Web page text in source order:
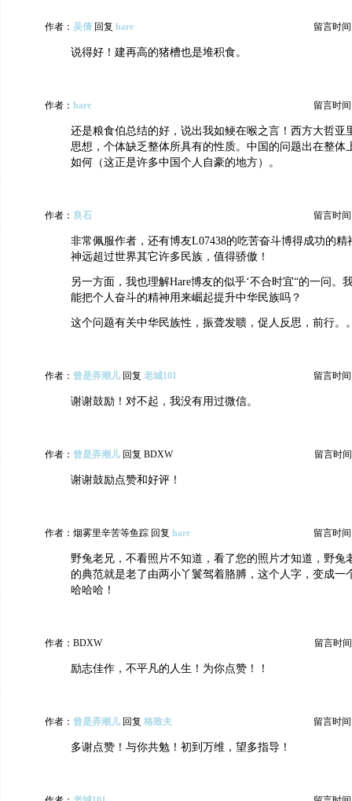
作者： 吴倩 回复 hare 留言时间
说得好！建再高的猪槽也是堆积食。
作者： hare 留言时间
还是粮食伯总结的好，说出我如鲠在喉之言！西方大哲亚
思想，个体缺乏整体所具有的性质。中国的问题出在整体
如何（这正是许多中国个人自豪的地方）。
作者： 良石 留言时间
非常佩服作者，还有博友L07438的吃苦奋斗博得成功的精
神远超过世界其它许多民族，值得骄傲！
另一方面，我也理解Hare博友的似乎‘不合时宜“的一问。
能把个人奋斗的精神用来崛起提升中华民族吗？
这个问题有关中华民族性，振聋发聩，促人反思，前行。
作者： 曾是弄潮儿 回复 老城101 留言时间
谢谢鼓励！对不起，我没有用过微信。
作者： 曾是弄潮儿 回复 BDXW 留言时
谢谢鼓励点赞和好评！
作者：烟雾里辛苦等鱼踪 回复 hare 留言时间
野兔老兄，不看照片不知道，看了您的照片才知道，野兔
的典范就是老了由两小丫鬟驾着胳膊，这个人字，变成一
哈哈哈！
作者：BDXW 留言时
励志佳作，不平凡的人生！为你点赞！！
作者： 曾是弄潮儿 回复 格致夫 留言时间
多谢点赞！与你共勉！初到万维，望多指导！